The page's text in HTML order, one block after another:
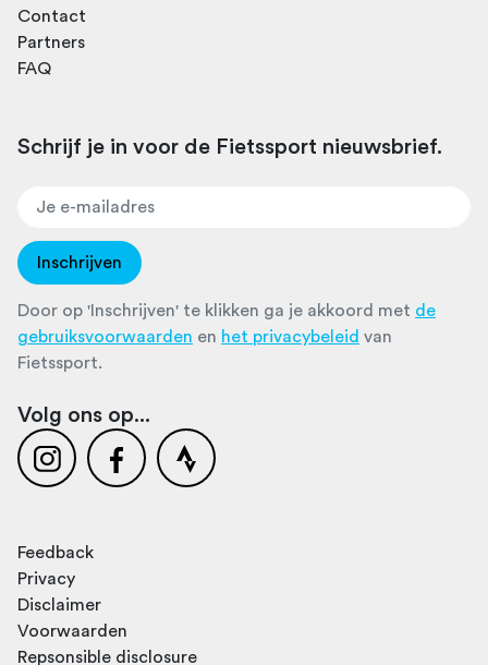
Contact
Partners
FAQ
Schrijf je in voor de Fietssport nieuwsbrief.
Inschrijven
Door op 'Inschrijven' te klikken ga je akkoord met de
gebruiksvoorwaarden en het privacybeleid van
Fietssport.
Volg ons op...
Feedback
Privacy
Disclaimer
Voorwaarden
Repsonsible disclosure